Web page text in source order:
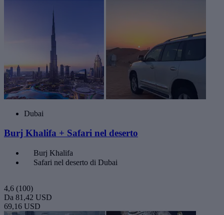
Dubai
Burj Khalifa + Safari nel deserto
Burj Khalifa
Safari nel deserto di Dubai
4,6 (100)
Da 81,42 USD
69,16 USD